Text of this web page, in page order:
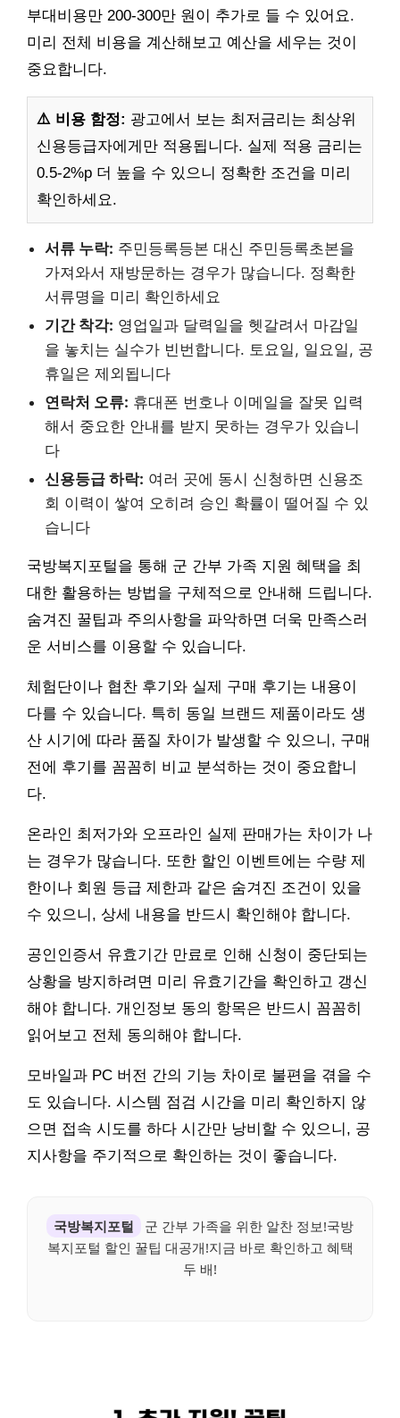
부대비용만 200-300만 원이 추가로 들 수 있어요.
미리 전체 비용을 계산해보고 예산을 세우는 것이
중요합니다.
⚠️ 비용 함정: 광고에서 보는 최저금리는 최상위
신용등급자에게만 적용됩니다. 실제 적용 금리는
0.5-2%p 더 높을 수 있으니 정확한 조건을 미리
확인하세요.
서류 누락: 주민등록등본 대신 주민등록초본을
가져와서 재방문하는 경우가 많습니다. 정확한
서류명을 미리 확인하세요
기간 착각: 영업일과 달력일을 헷갈려서 마감일
을 놓치는 실수가 빈번합니다. 토요일, 일요일, 공
휴일은 제외됩니다
연락처 오류: 휴대폰 번호나 이메일을 잘못 입력
해서 중요한 안내를 받지 못하는 경우가 있습니
다
신용등급 하락: 여러 곳에 동시 신청하면 신용조
회 이력이 쌓여 오히려 승인 확률이 떨어질 수 있
습니다
국방복지포털을 통해 군 간부 가족 지원 혜택을 최
대한 활용하는 방법을 구체적으로 안내해 드립니다.
숨겨진 꿀팁과 주의사항을 파악하면 더욱 만족스러
운 서비스를 이용할 수 있습니다.
체험단이나 협찬 후기와 실제 구매 후기는 내용이
다를 수 있습니다. 특히 동일 브랜드 제품이라도 생
산 시기에 따라 품질 차이가 발생할 수 있으니, 구매
전에 후기를 꼼꼼히 비교 분석하는 것이 중요합니
다.
온라인 최저가와 오프라인 실제 판매가는 차이가 나
는 경우가 많습니다. 또한 할인 이벤트에는 수량 제
한이나 회원 등급 제한과 같은 숨겨진 조건이 있을
수 있으니, 상세 내용을 반드시 확인해야 합니다.
공인인증서 유효기간 만료로 인해 신청이 중단되는
상황을 방지하려면 미리 유효기간을 확인하고 갱신
해야 합니다. 개인정보 동의 항목은 반드시 꼼꼼히
읽어보고 전체 동의해야 합니다.
모바일과 PC 버전 간의 기능 차이로 불편을 겪을 수
도 있습니다. 시스템 점검 시간을 미리 확인하지 않
으면 접속 시도를 하다 시간만 낭비할 수 있으니, 공
지사항을 주기적으로 확인하는 것이 좋습니다.
국방복지포털
군 간부 가족을 위한 알찬 정보!국방
복지포털 할인 꿀팁 대공개!지금 바로 확인하고 혜택
두 배!